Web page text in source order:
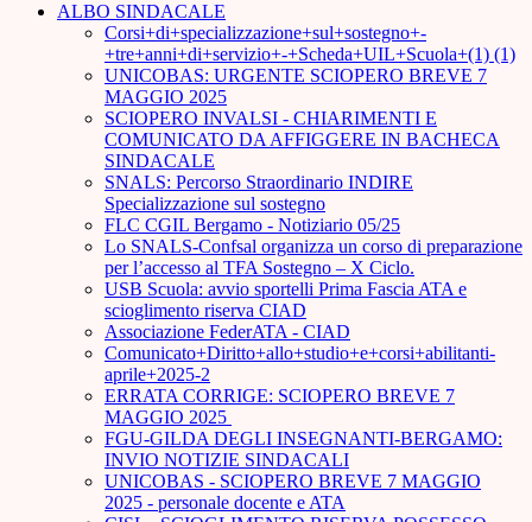
ALBO SINDACALE
Corsi+di+specializzazione+sul+sostegno+-
+tre+anni+di+servizio+-+Scheda+UIL+Scuola+(1) (1)
UNICOBAS: URGENTE SCIOPERO BREVE 7
MAGGIO 2025
SCIOPERO INVALSI - CHIARIMENTI E
COMUNICATO DA AFFIGGERE IN BACHECA
SINDACALE
SNALS: Percorso Straordinario INDIRE
Specializzazione sul sostegno
FLC CGIL Bergamo - Notiziario 05/25
Lo SNALS-Confsal organizza un corso di preparazione
per l’accesso al TFA Sostegno – X Ciclo.
USB Scuola: avvio sportelli Prima Fascia ATA e
scioglimento riserva CIAD
Associazione FederATA - CIAD
Comunicato+Diritto+allo+studio+e+corsi+abilitanti-
aprile+2025-2
ERRATA CORRIGE: SCIOPERO BREVE 7
MAGGIO 2025
FGU-GILDA DEGLI INSEGNANTI-BERGAMO:
INVIO NOTIZIE SINDACALI
UNICOBAS - SCIOPERO BREVE 7 MAGGIO
2025 - personale docente e ATA